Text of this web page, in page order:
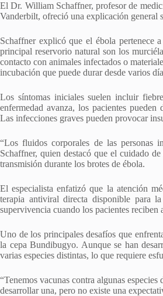
El Dr. William Schaffner, profesor de
Vanderbilt, ofreció una explicación general
Schaffner explicó que el ébola pertenece
principal reservorio natural son los
contacto con animales infectados o
incubación que puede durar desde varios
Los síntomas iniciales suelen incluir
enfermedad avanza, los pacientes
Las infecciones graves pueden provocar
“Los fluidos corporales de las personas
Schaffner, quien destacó que el cuidado
transmisión durante los brotes de ébola.
El especialista enfatizó que la atención
terapia antiviral directa disponible para
supervivencia cuando los pacientes reciben
Uno de los principales desafíos que
la cepa Bundibugyo. Aunque se han
varias especies distintas, lo que requiere
“Tenemos vacunas contra algunas
desarrollar una, pero no existe una